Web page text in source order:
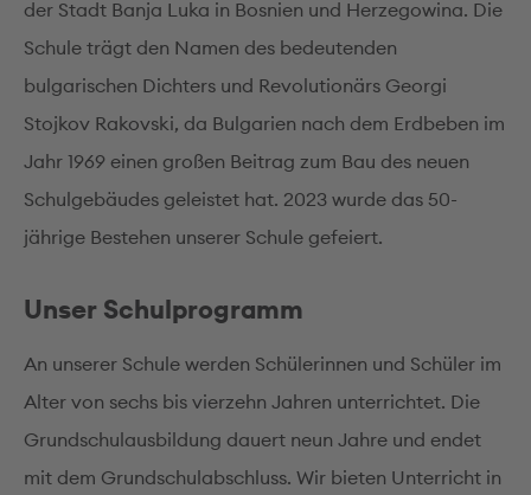
der Stadt Banja Luka in Bosnien und Herzegowina. Die
Schule trägt den Namen des bedeutenden
bulgarischen Dichters und Revolutionärs Georgi
Stojkov Rakovski, da Bulgarien nach dem Erdbeben im
Jahr 1969 einen großen Beitrag zum Bau des neuen
Schulgebäudes geleistet hat. 2023 wurde das 50-
jährige Bestehen unserer Schule gefeiert.
Unser Schulprogramm
An unserer Schule werden Schülerinnen und Schüler im
Alter von sechs bis vierzehn Jahren unterrichtet. Die
Grundschulausbildung dauert neun Jahre und endet
mit dem Grundschulabschluss. Wir bieten Unterricht in